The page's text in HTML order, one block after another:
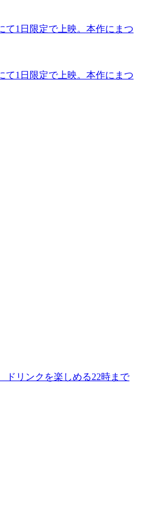
て1日限定で上映。本作にまつ
て1日限定で上映。本作にまつ
ドリンクを楽しめる22時まで